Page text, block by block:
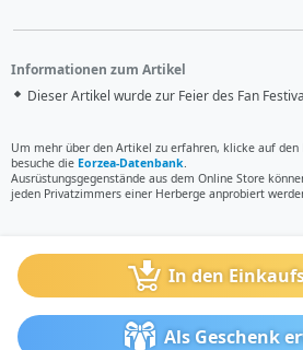
Informationen zum Artikel
Dieser Artikel wurde zur Feier des Fan
Um mehr über den Artikel zu erfahren, klicke auf den
besuche die Eorzea-Datenbank.
Ausrüstungsgegenstände aus dem Online Store
jeden Privatzimmers einer Herberge anprobiert
In den
Als Geschenk